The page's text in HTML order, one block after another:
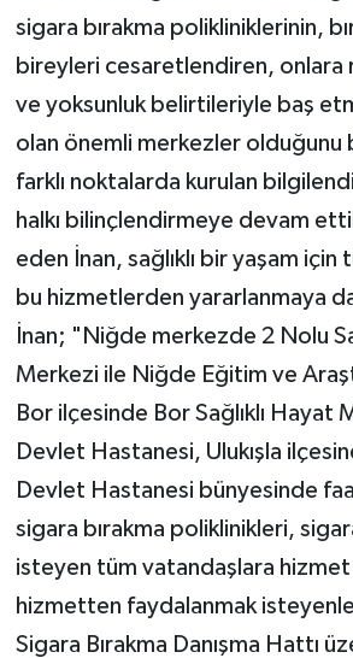
sigara bırakma polikliniklerinin,
bireyleri cesaretlendiren, onlara
ve yoksunluk belirtileriyle baş
olan önemli merkezler olduğunu
farklı noktalarda kurulan
halkı bilinçlendirmeye devam
eden İnan, sağlıklı bir yaşam için
bu hizmetlerden yararlanmaya
İnan; "Niğde merkezde 2 Nolu
Merkezi ile Niğde Eğitim ve
Bor ilçesinde Bor Sağlıklı Hayat
Devlet Hastanesi, Ulukışla
Devlet Hastanesi bünyesinde
sigara bırakma poliklinikleri,
isteyen tüm vatandaşlara
hizmetten faydalanmak
Sigara Bırakma Danışma Hattı